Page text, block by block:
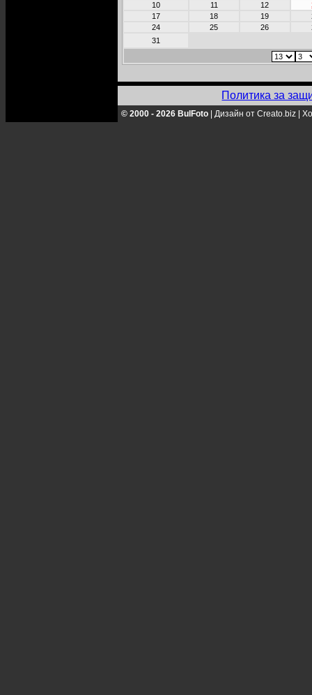
10
11 12
17 18 19
24
25 26
31
Политика за
© 2000 - 2026 BulFoto Дизайн от Creato.biz